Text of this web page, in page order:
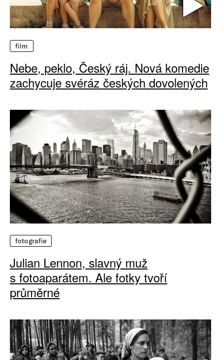
film
Nebe, peklo, Český ráj. Nová komedie
zachycuje svéráz českých dovolených
fotografie
Julian Lennon, slavný muž
s fotoaparátem. Ale fotky tvoří
průměrné